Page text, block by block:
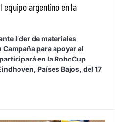
equipo argentino en la
líder de materiales
para apoyar al
en la RoboCup
Países Bajos, del 17